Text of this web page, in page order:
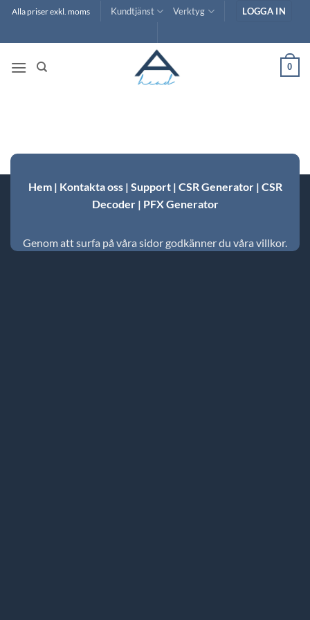
Skip
content
Alla priser exkl. moms Kundtjänst Verktyg LOGGA IN
0
Hem| Kontakta oss| Support| CSR Generator| CSR
Decoder| PFX Generator
Genom att surfa på våra sidor godkänner du våra villkor.